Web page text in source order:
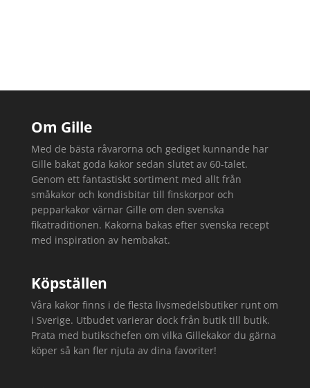
Om Gille
Med de bästa råvarorna och gediget kunnande har
Gille bakat goda kakor sedan slutet av 60-talet.
Genom ett fantastiskt sortiment med allt från
småkakor och kondisbitar till finskorpor och
pepparkakor värnar Gille om den svenska
fikatraditionen. Kakorna bakas efter svenska recept
med inspiration av hembakat.
Köpställen
Våra kakor finns i de flesta livsmedelsbutiker runt om
i Sverige. Utbudet varierar dock från butik till butik.
Prata med butikschefen om vilka Gillekakor du gärna
köper så kan fler njuta av dina favoriter!